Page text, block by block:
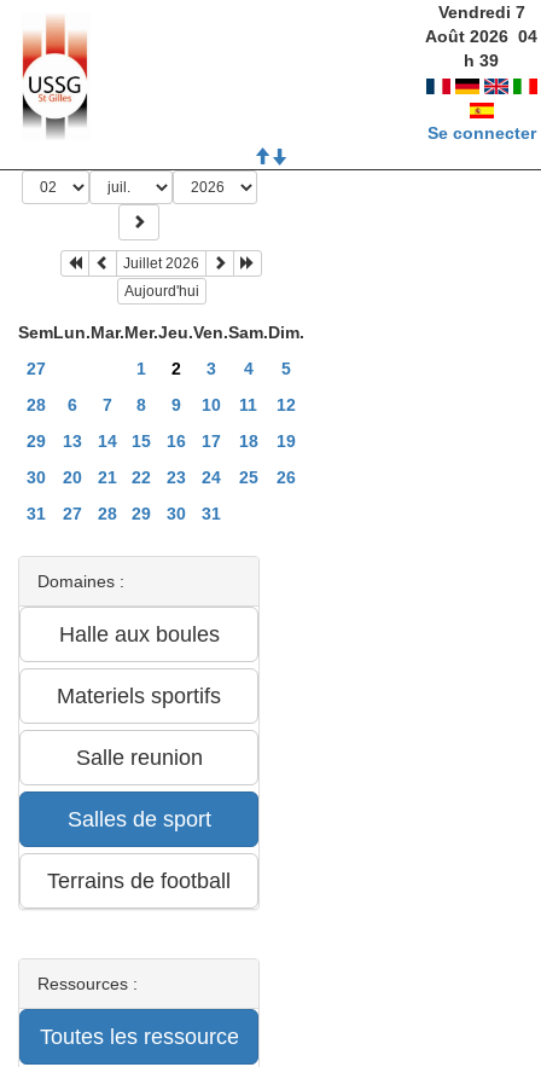
Vendredi 7
Août 2026 04
h39
Se connecter
Juillet 2026
Aujourd'hui
SemLun.Mar.Mer.Jeu.Ven.Sam.Dim.
27
1 2 3 4
5
28
6 7 8 9 10 11
12
29
13 14 15 16 17 18
19
30
20 21 22 23 24 25
26
31
27 28 29 30 31
Domaines :
Ressources :